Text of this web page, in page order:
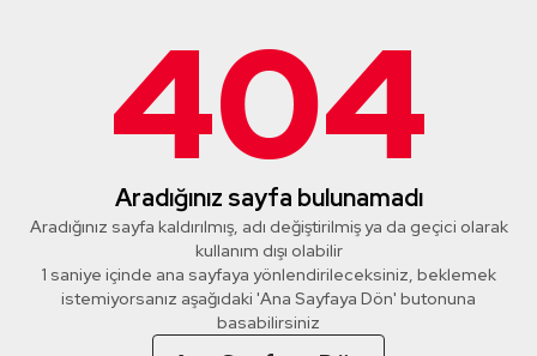
404
Aradığınız sayfa bulunamadı
Aradığınız sayfa kaldırılmış, adı değiştirilmiş ya da geçici olarak
kullanım dışı olabilir
1 saniye içinde ana sayfaya yönlendirileceksiniz, beklemek
istemiyorsanız aşağıdaki 'Ana Sayfaya Dön' butonuna
basabilirsiniz